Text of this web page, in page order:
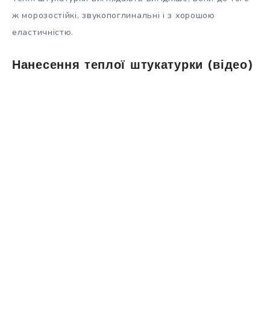
ж морозостійкі, звукопоглинальні і з хорошою
еластичністю.
Нанесення теплої штукатурки (відео)